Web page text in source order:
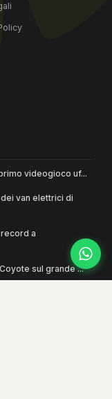
videogioco uf...
van elettrici di
a
sul grande ...